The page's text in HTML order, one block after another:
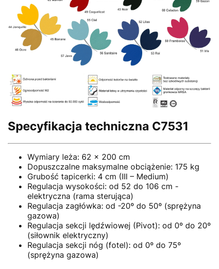
Specyfikacja techniczna C7531
Wymiary leża: 62 x 200 cm
Dopuszczalne maksymalne obciążenie: 175 kg
Grubość tapicerki: 4 cm (III – Medium)
Regulacja wysokości: od 52 do 106 cm -
elektryczna (rama sterująca)
Regulacja zagłówka: od -20º do 50º (sprężyna
gazowa)
Regulacja sekcji lędźwiowej (Pivot): od 0º do 20º
(siłownik elektryczny)
Regulacja sekcji nóg (fotel): od 0º do 75º
(sprężyna gazowa)